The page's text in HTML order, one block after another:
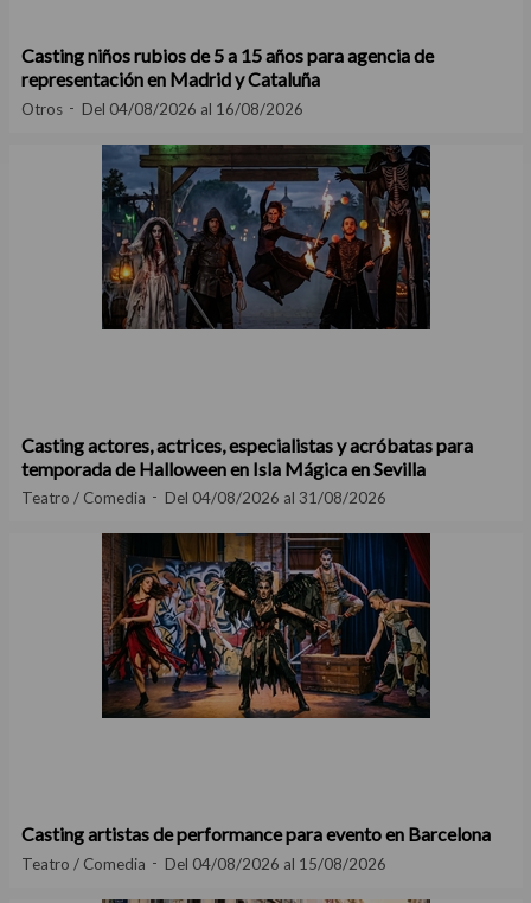
Casting niños rubios de 5 a 15 años para agencia de
representación en Madrid y Cataluña
Otros Del 04/08/2026 al 16/08/2026
Casting actores, actrices, especialistas y acróbatas para
temporada de Halloween en Isla Mágica en Sevilla
Teatro / Comedia Del 04/08/2026 al 31/08/2026
Casting artistas de performance para evento en Barcelona
Teatro / Comedia Del 04/08/2026 al 15/08/2026